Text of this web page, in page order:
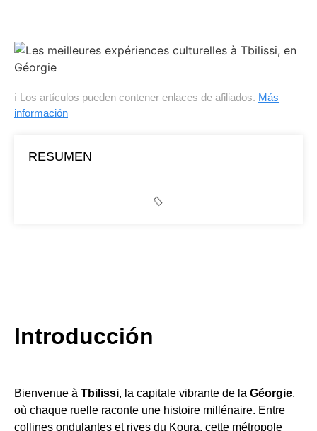
ℹ Los artículos pueden contener enlaces de afiliados. Más
información
RESUMEN
Introducción
Bienvenue à Tbilissi, la capitale vibrante de la Géorgie,
où chaque ruelle raconte une histoire millénaire. Entre
collines ondulantes et rives du Koura, cette métropole